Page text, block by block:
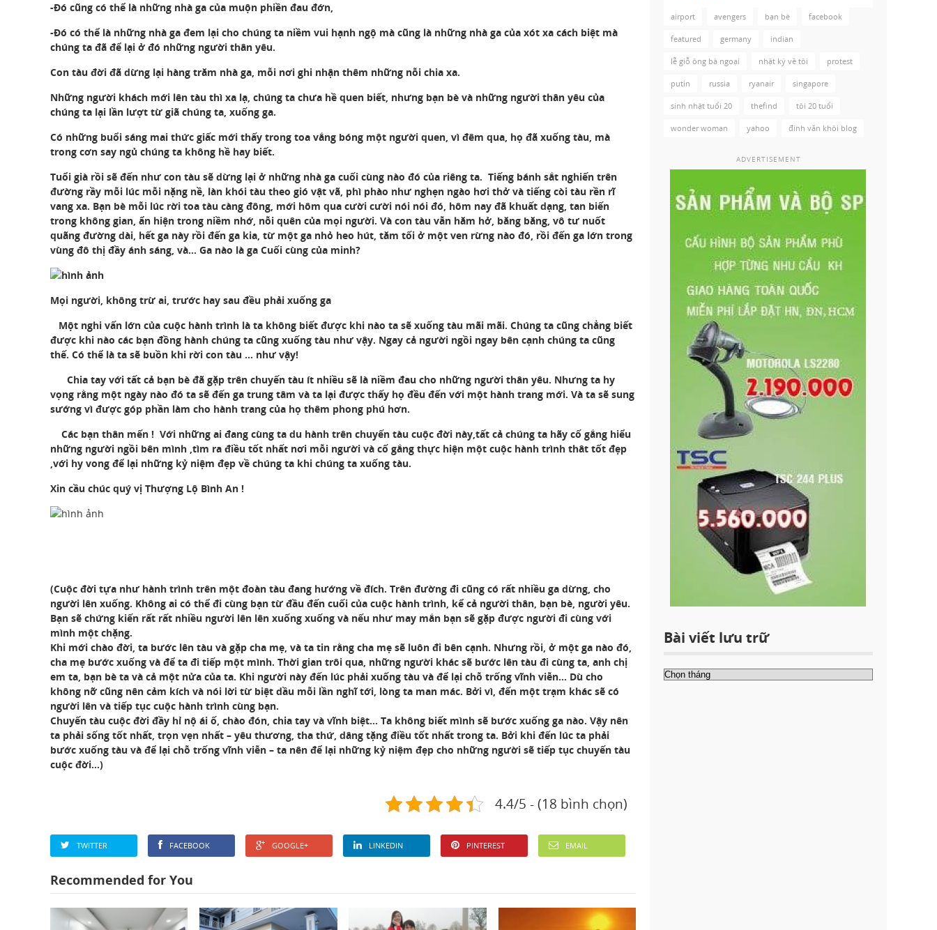
-Đó cũng có thể là những nhà ga của muộn phiền đau đớn,
-Đó có thể là những nhà ga đem lại cho chúng ta niềm vui hạnh ngộ mà cũng là những nhà ga của xót xa cách biệt mà
chúng ta đã để lại ở đó những người thân yêu.
Con tàu đời đã dừng lại hàng trăm nhà ga, mỗi nơi ghi nhận thêm những nỗi chia xa.
Những người khách mới lên tàu thì xa lạ, chúng ta chưa hề quen biết, nhưng bạn bè và những người thân yêu của
chúng ta lại lần lượt từ giã chúng ta, xuống ga.
Có những buổi sáng mai thức giấc mới thấy trong toa vắng bóng một người quen, vì đêm qua, họ đã xuống tàu, mà
trong cơn say ngủ chúng ta không hề hay biết.
Tuổi già rồi sẽ đến như con tàu sẽ dừng lại ở những nhà ga cuối cùng nào đó của riêng ta. Tiếng bánh sắt nghiến trên
đường rầy mỗi lúc mỗi nặng nề, làn khói tàu theo gió vật vã, phì phào như nghẹn ngào hơi thở và tiếng còi tàu rền rĩ
vang xa. Bạn bè mỗi lúc rời toa tàu càng đông, mới hôm qua cười cười nói nói đó, hôm nay đã khuất dạng, tan biến
trong không gian, ẩn hiện trong niềm nhớ, nỗi quên của mọi người. Và con tàu vẫn hăm hở, băng băng, vô tư nuốt
quãng đường dài, hết ga này rồi đến ga kia, từ một ga nhỏ heo hút, tăm tối ở một ven rừng nào đó, rồi đến ga lớn trong
vùng đô thị đầy ánh sáng, và… Ga nào là ga Cuối cùng của minh?
Mọi người, không trừ ai, trước hay sau đều phải xuống ga
Một nghi vấn lớn của cuộc hành trình là ta không biết được khi nào ta sẽ xuống tàu mãi mãi. Chúng ta cũng chẳng biết
được khi nào các bạn đồng hành chúng ta cũng xuống tàu như vậy. Ngay cả người ngồi ngay bên cạnh chúng ta cũng
thế. Có thể là ta sẽ buồn khi rời con tàu … như vậy!
Chia tay với tất cả bạn bè đã gặp trên chuyến tàu ít nhiều sẽ là niềm đau cho những người thân yêu. Nhưng ta hy
vọng rằng một ngày nào đó ta sẽ đến ga trung tâm và ta lại được thấy họ đều đến với một hành trang mới. Và ta sẽ sung
sướng vì được góp phần làm cho hành trang của họ thêm phong phú hơn.
Các bạn thân mến ! Với những ai đang cùng ta du hành trên chuyến tàu cuộc đời này,tất cả chúng ta hãy cố gắng hiểu
những người ngồi bên mình ,tìm ra điều tốt nhất nơi mỗi người và cố gắng thực hiện một cuộc hành trình thât tốt đẹp
,với hy vong để lại những kỷ niệm đẹp về chúng ta khi chúng ta xuống tàu.
Xin cầu chúc quý vị Thượng Lộ Bình An !
(Cuộc đời tựa như hành trình trên một đoàn tàu đang hướng về đích. Trên đường đi cũng có rất nhiều ga dừng, cho
người lên xuống. Không ai có thể đi cùng bạn từ đầu đến cuối của cuộc hành trình, kể cả người thân, bạn bè, người yêu.
Bạn sẽ chứng kiến rất rất nhiều người lên lên xuống xuống và nếu như may mắn bạn sẽ gặp được người đi cùng với
mình một chặng.
Khi mới chào đời, ta bước lên tàu và gặp cha mẹ, và ta tin rằng cha mẹ sẽ luôn đi bên cạnh. Nhưng rồi, ở một ga nào đó,
cha mẹ bước xuống và để ta đi tiếp một mình. Thời gian trôi qua, những người khác sẽ bước lên tàu đi cùng ta, anh chị
em ta, bạn bè ta và cả một nửa của ta. Khi người này đến lúc phải xuống tàu và để lại chỗ trống vĩnh viễn… Dù cho
không nỡ cũng nên cảm kích và nói lời từ biệt dầu mỗi lần nghĩ tới, lòng ta man mác. Bởi vì, đến một trạm khác sẽ có
người lên và tiếp tục cuộc hành trình cùng bạn.
Chuyến tàu cuộc đời đầy hỉ nộ ái ố, chào đón, chia tay và vĩnh biệt… Ta không biết mình sẽ bước xuống ga nào. Vậy nên
ta phải sống tốt nhất, trọn vẹn nhất – yêu thương, tha thứ, dâng tặng điều tốt nhất trong ta. Bởi khi đến lúc ta phải
bước xuống tàu và để lại chỗ trống vĩnh viễn – ta nên để lại những kỷ niệm đẹp cho những người sẽ tiếp tục chuyến tàu
cuộc đời…)
4.4/5 - (18 bình chọn)
TWITTER FACEBOOK GOOGLE+ LINKEDIN PINTEREST EMAIL
Recommended for You
airport avengers bạn bè facebook
featured germany indian
lễ giỗ ông bà ngoại nhật ký về tôi protest
putin russia ryanair singapore
sinh nhật tuổi 20 thefind tôi 20 tuổi
wonder woman yahoo đinh văn khôi blog
ADVERTISEMENT
Bài viết lưu trữ